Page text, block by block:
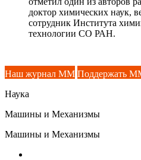
доктор химических наук,
сотрудник Института
технологии СО РАН.
Наш журнал ММ Поддержать
Наука
Машины и Механизмы
Машины и Механизмы